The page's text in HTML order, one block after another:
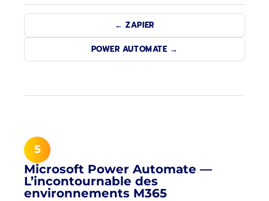
← ZAPIER
POWER AUTOMATE →
5
Microsoft Power Automate —
L’incontournable des
environnements M365